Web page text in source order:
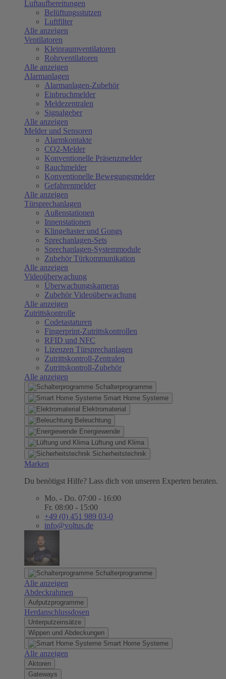
Luftaufbereitungen
Belüftungsstutzen
Luftfilter
Alle anzeigen
Ventilatoren
Kleinraumventilatoren
Rohrventilatoren
Alle anzeigen
Alarmanlagen
Alarmanlagen-Zubehör
Einbruchmelder
Meldezentralen
Signalgeber
Alle anzeigen
Melder und Sensoren
Alarmkontakte
CO2-Melder
Konventionelle Präsenzmelder
Rauchmelder
Konventionelle Bewegungsmelder
Gefahrenmelder
Alle anzeigen
Türsprechanlagen
Außenstationen
Innenstationen
Klingeltaster und Gongs
Sprechanlagen-Sets
Sprechanlagen-Systemmodule
Zubehör Türkommunikation
Alle anzeigen
Videoüberwachung
Überwachungskameras
Zubehör Videoüberwachung
Alle anzeigen
Zutrittskontrolle
Codetastaturen
Fingerprint-Zutrittskontrollen
RFID und NFC
Lizenzen Türsprechanlagen
Zutrittskontroll-Zentralen
Zutrittskontroll-Zubehör
Alle anzeigen
Schalterprogramme
Smart Home Systeme
Elektromaterial
Beleuchtung
Energiewende
Lüftung und Klima
Sicherheitstechnik
Marken
Du benötigst Hilfe? Lass dich von unseren Experten beraten.
Mo. - Do. 07:00 - 16:00
Fr. 08:00 - 15:00
+49 (0) 451 989 03-0
info@voltus.de
Schalterprogramme
Alle anzeigen
Abdeckrahmen
Aufputzprogramme
Herdanschlussdosen
Unterputzeinsätze
Wippen und Abdeckungen
Smart Home Systeme
Alle anzeigen
Aktoren
Gateways